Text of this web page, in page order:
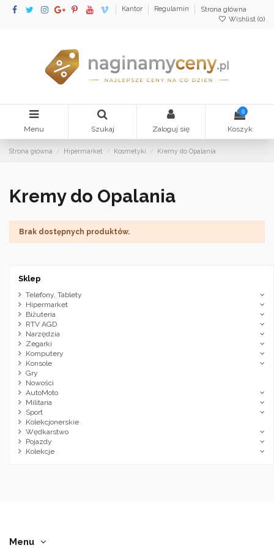
Kantor Regulamin
Strona główna
Wishlist (0)
Menu Szukaj Zaloguj się
0
Koszyk
Strona główna Hipermarket Kosmetyki Kremy do Opalania
Kremy do Opalania
Brak dostępnych produktów.
Sklep
Telefony, Tablety
Hipermarket
Biżuteria
RTV AGD
Narzędzia
Zegarki
Komputery
Konsole
Gry
Nowości
AutoMoto
Militaria
Sport
Kolekcjonerskie
Wędkarstwo
Pojazdy
Kolekcje
Menu